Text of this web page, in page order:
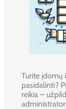
Turite įdomų
pasidalinti?
reikia –